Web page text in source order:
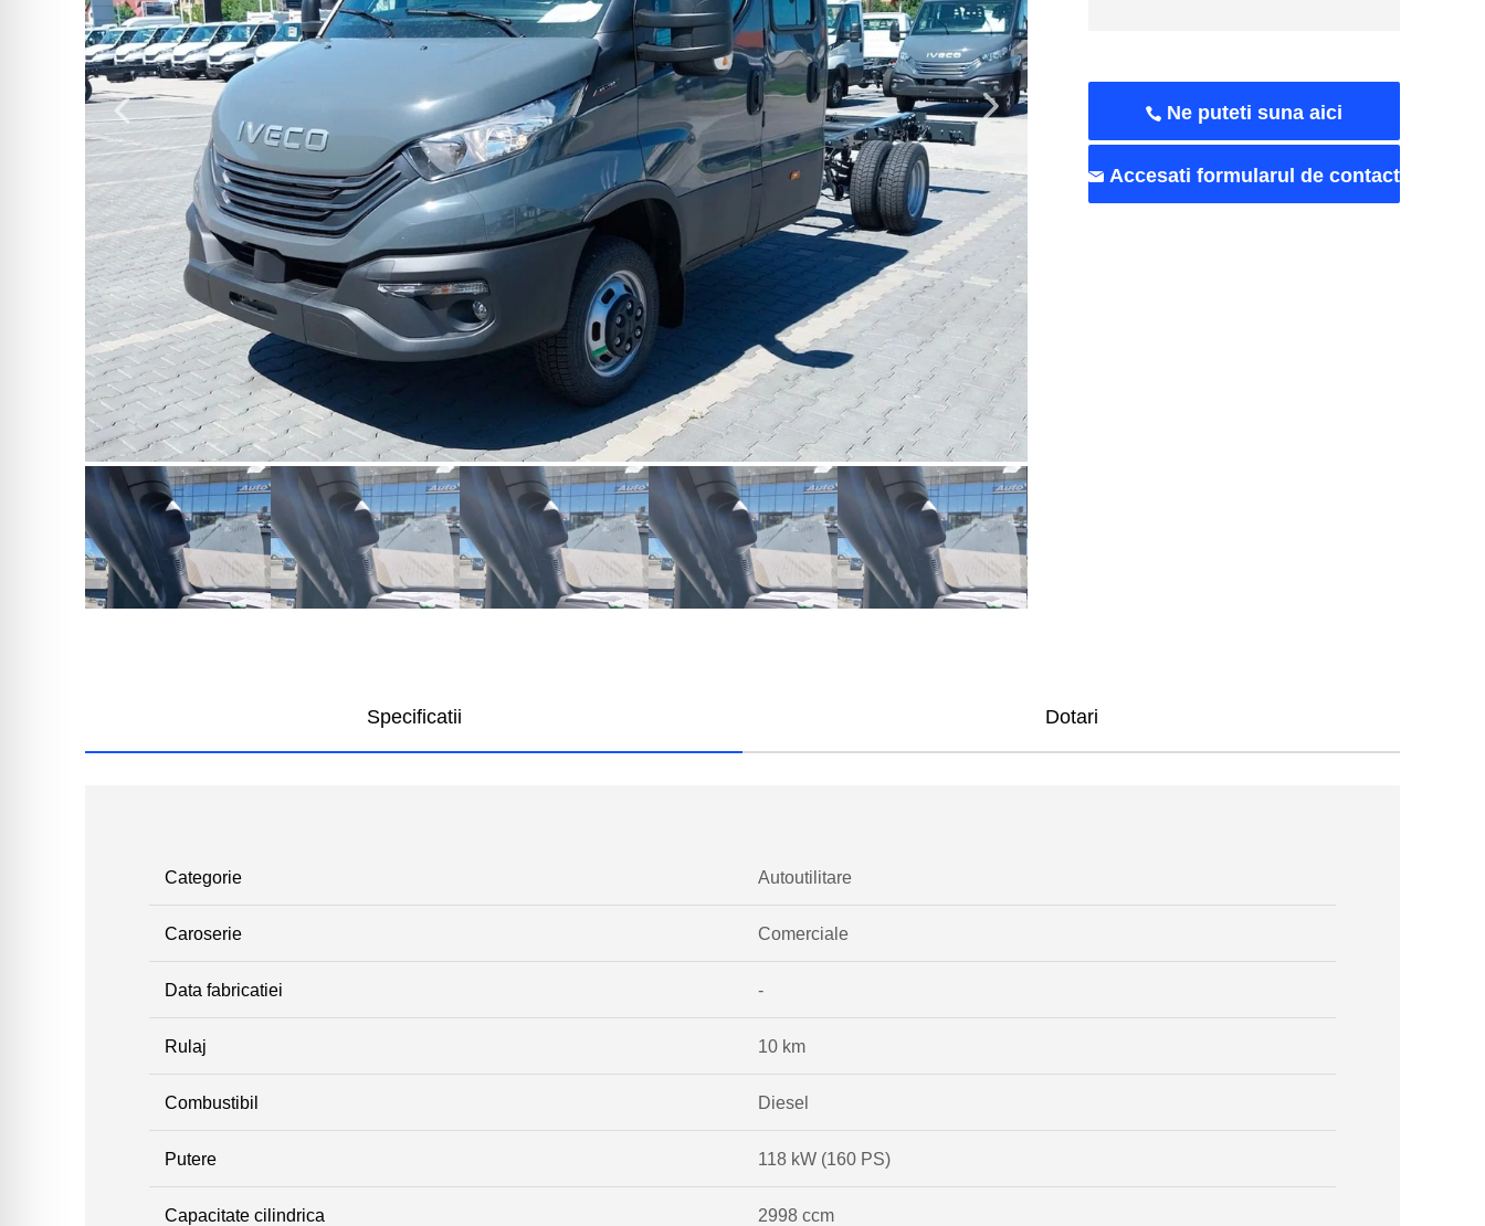
Ne puteti suna aici
Accesati formularul de contact
Specificatii Dotari
Categorie Autoutilitare
Caroserie Comerciale
Data fabricatiei -
Rulaj 10 km
Combustibil Diesel
Putere 118 kW (160 PS)
Capacitate cilindrica 2998 ccm